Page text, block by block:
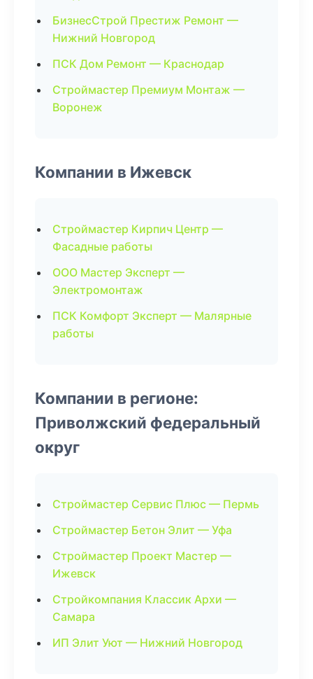
БизнесСтрой Престиж Ремонт —
Нижний Новгород
ПСК Дом Ремонт — Краснодар
Строймастер Премиум Монтаж —
Воронеж
Компании в Ижевск
Строймастер Кирпич Центр —
Фасадные работы
ООО Мастер Эксперт —
Электромонтаж
ПСК Комфорт Эксперт — Малярные
работы
Компании в регионе:
Приволжский федеральный
округ
Строймастер Сервис Плюс — Пермь
Строймастер Бетон Элит — Уфа
Строймастер Проект Мастер —
Ижевск
Стройкомпания Классик Архи —
Самара
ИП Элит Уют — Нижний Новгород